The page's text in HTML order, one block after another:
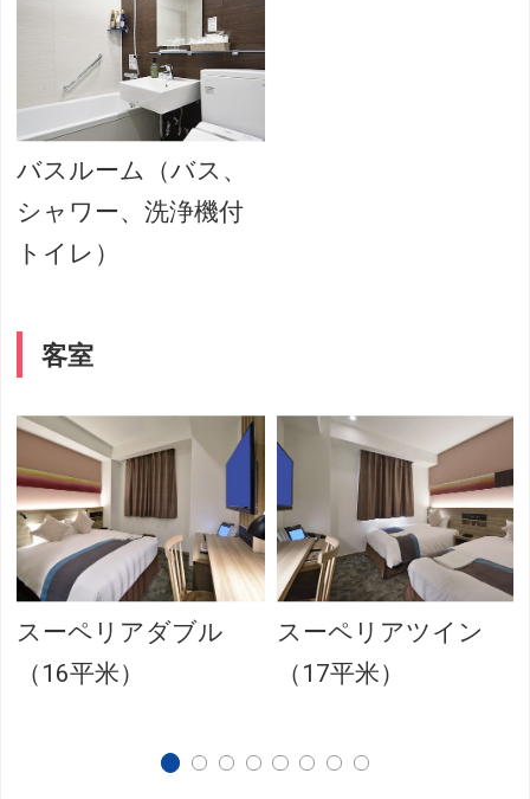
バスルーム（バス、
シャワー、洗浄機付
トイレ）
客室
スーペリアダブル
（16平米）
スーペリアツイン
（17平米）